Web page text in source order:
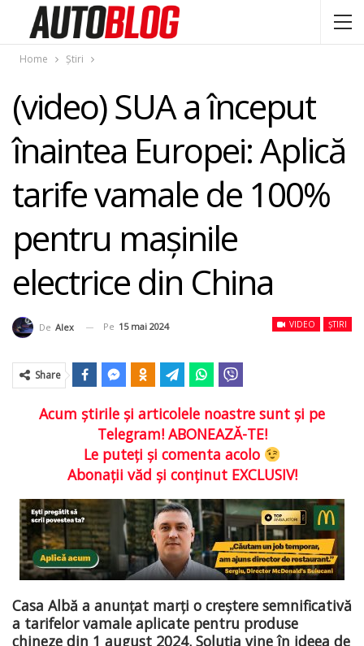
Home Știri
(video) SUA a început
înaintea Europei: Aplică
tarife vamale de 100%
pentru mașinile
electrice din China
VIDEO ȘTIRI
De Alex Pe 15 mai 2024
Share
Acum ştirile şi articolele noastre sunt şi pe
Telegram! ABONEAZĂ-TE!
Le puteţi şi comenta acolo
Abonaţii văd şi conţinut EXCLUSIV!
Casa Albă a anunţat marţi o creştere semnificativă
a tarifelor vamale aplicate pentru produse
chineze din 1 august 2024. Soluția vine în ideea de